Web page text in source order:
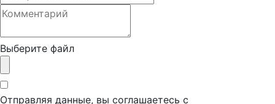
Выберите файл
Отправляя данные, вы соглашаетесь с